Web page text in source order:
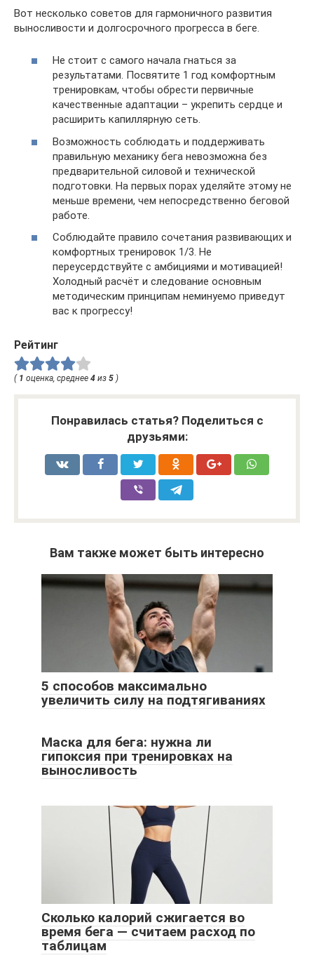
Вот несколько советов для гармоничного развития
выносливости и долгосрочного прогресса в беге.
Не стоит с самого начала гнаться за
результатами. Посвятите 1 год комфортным
тренировкам, чтобы обрести первичные
качественные адаптации – укрепить сердце и
расширить капиллярную сеть.
Возможность соблюдать и поддерживать
правильную механику бега невозможна без
предварительной силовой и технической
подготовки. На первых порах уделяйте этому не
меньше времени, чем непосредственно беговой
работе.
Соблюдайте правило сочетания развивающих и
комфортных тренировок 1/3. Не
переусердствуйте с амбициями и мотивацией!
Холодный расчёт и следование основным
методическим принципам неминуемо приведут
вас к прогрессу!
Рейтинг
( 1 оценка, среднее 4 из 5 )
Понравилась статья? Поделиться с
друзьями:
Вам также может быть интересно
5 способов максимально
увеличить силу на подтягиваниях
Маска для бега: нужна ли
гипоксия при тренировках на
выносливость
Сколько калорий сжигается во
время бега — считаем расход по
таблицам